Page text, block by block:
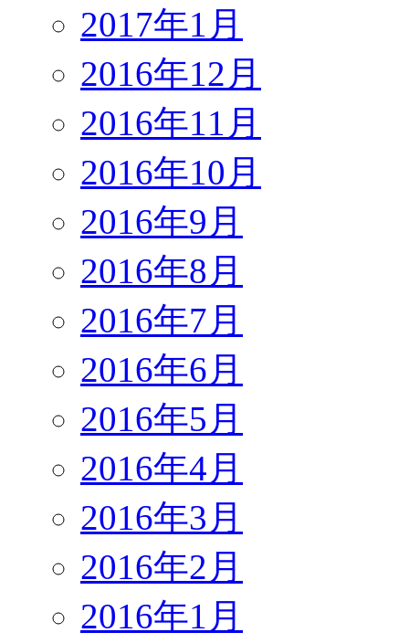
2017年1月
2016年12月
2016年11月
2016年10月
2016年9月
2016年8月
2016年7月
2016年6月
2016年5月
2016年4月
2016年3月
2016年2月
2016年1月